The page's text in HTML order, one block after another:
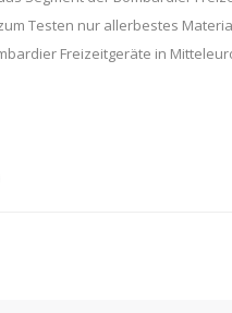
Testen nur allerbestes
Freizeitgeräte in